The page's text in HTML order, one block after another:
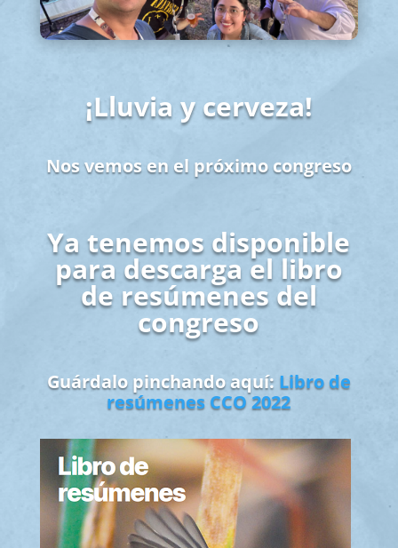
¡Lluvia y cerveza!
Nos vemos en el próximo congreso
Ya tenemos disponible
para descarga el libro
de resúmenes del
congreso
Guárdalo pinchando aquí: Libro de
resúmenes CCO 2022